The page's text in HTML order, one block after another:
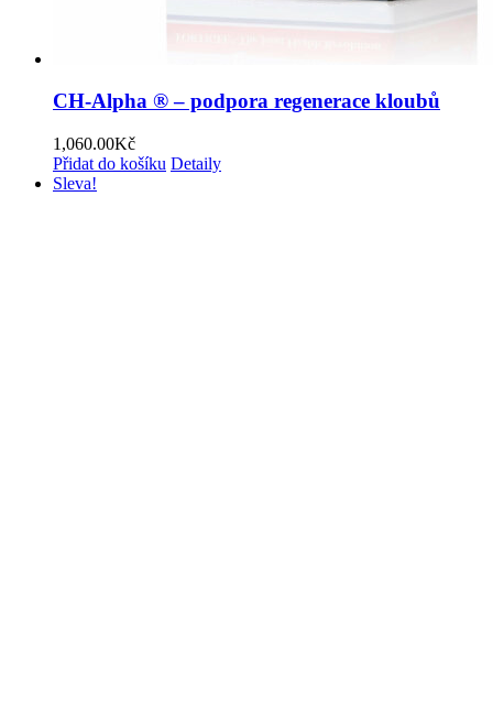
CH-Alpha ® – podpora regenerace kloubů
1,060.00Kč
Přidat do košíku Detaily
Sleva!